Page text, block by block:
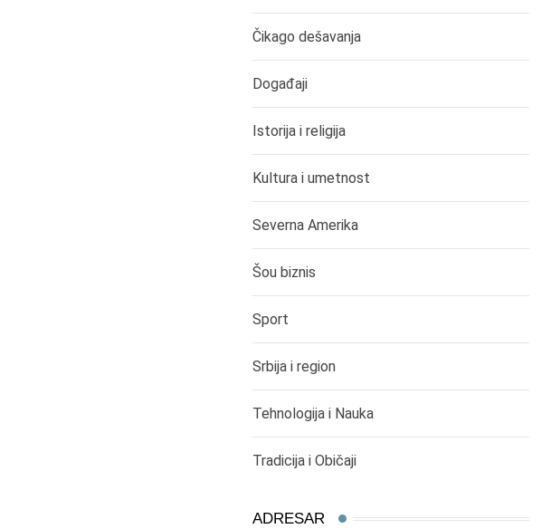
Čikago dešavanja
Događaji
Istorija i religija
Kultura i umetnost
Severna Amerika
Šou biznis
Sport
Srbija i region
Tehnologija i Nauka
Tradicija i Običaji
ADRESAR